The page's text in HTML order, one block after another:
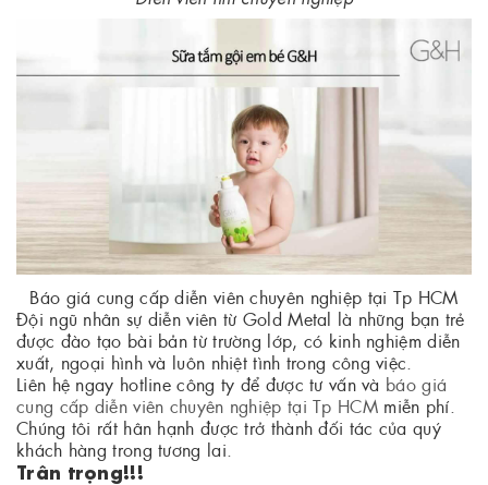
Báo giá cung cấp diễn viên chuyên nghiệp tại Tp HCM
Đội ngũ nhân sự diễn viên từ Gold Metal là những bạn trẻ
được đào tạo bài bản từ trường lớp, có kinh nghiệm diễn
xuất, ngoại hình và luôn nhiệt tình trong công việc.
Liên hệ ngay hotline công ty để được tư vấn và báo giá
cung cấp diễn viên chuyên nghiệp tại Tp HCMmiễn phí.
Chúng tôi rất hân hạnh được trở thành đối tác của quý
khách hàng trong tương lai.
Trân trọng!!!